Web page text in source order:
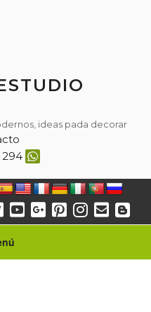
ideas pada decorar
294